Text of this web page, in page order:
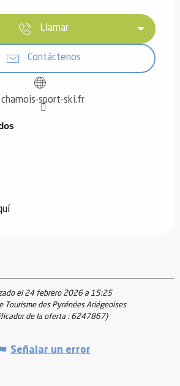
Llamar
Contáctenos
chamois-sport-ski.fr
el 24 febrero 2026 a 15:25
Tourisme des Pyrénées Ariégeoises
de la oferta : 6247867)
Señalar un error